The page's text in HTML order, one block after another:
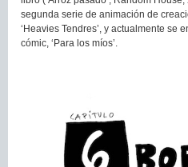
segunda serie de animación de
‘Heavies Tendres’, y actualmente se
cómic, ‘Para los míos’.